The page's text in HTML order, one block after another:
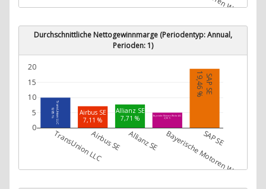
Durchschnittliche Nettogewinnmarge (Periodentyp: Annual,
Perioden: 1)
TransUnion LLC
9,95 % Airbus SE
7,11 %
Allianz SE
7,71 %
Bayerische Motoren Werke AG
4,98 %
SAP SE
19,46 %
TransUnion LLCAirbus SE Allianz SE Bayerische Motoren Werke AG
SAP SE
0
5
10
15
20